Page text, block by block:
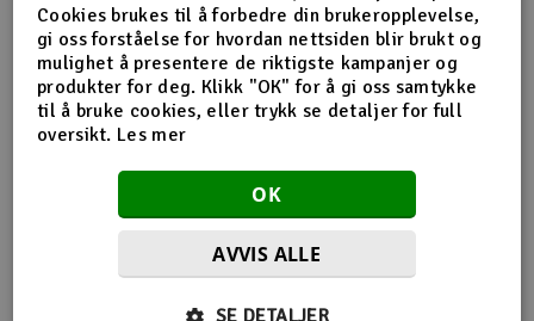
Smarthjem, lek & hobby
Solenergi
Sparkesykler & elkjøretøy
Verktøy, utstyr & tilbehør
FMS Propeller for Easy Trainer 1280
Flere detaljer
forbundet med
FMS Easy Trainer 1280 Børsteløs
med Gyro RTF
FMS Easy Trainer 1280 Børsteløs
Cookies brukes til å forbedre din brukeropplevelse,
gi oss forståelse for hvordan nettsiden blir brukt og
mulighet å presentere de riktigste kampanjer og
produkter for deg. Klikk "OK" for å gi oss samtykke
til å bruke cookies, eller trykk se detaljer for full
oversikt. Les mer
OK
AVVIS ALLE
SE DETALJER